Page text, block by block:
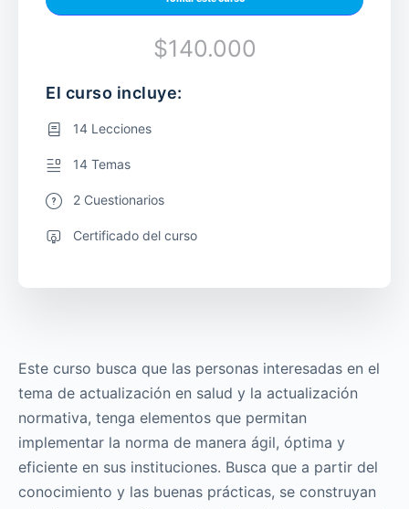
Este curso busca que las personas interesadas en el
tema de actualización en salud y la actualización
normativa, tenga elementos que permitan
implementar la norma de manera ágil, óptima y
eficiente en sus instituciones. Busca que a partir del
conocimiento y las buenas prácticas, se construyan
$140.000
El curso incluye:
14 Lecciones
14 Temas
2 Cuestionarios
Certificado del curso